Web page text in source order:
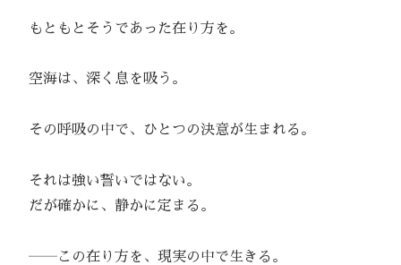
もともとそうであった在り方を。
空海は、深く息を吸う。
その呼吸の中で、ひとつの決意が生まれる。
それは強い誓いではない。
だが確かに、静かに定まる。
――この在り方を、現実の中で生きる。